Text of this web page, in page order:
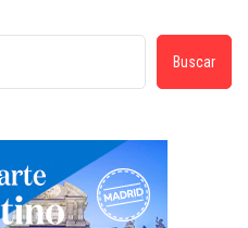
Buscar